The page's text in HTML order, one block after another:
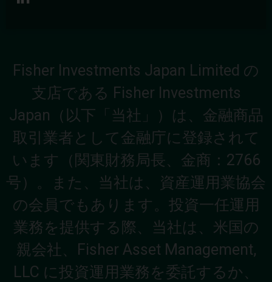
Fisher Investments Japan Limited の
支店である Fisher Investments
Japan（以下「当社」）は、金融商品
取引業者として金融庁に登録されて
います（関東財務局長、金商：2766
号）。また、当社は、資産運用業協会
の会員でもあります。投資一任運用
業務を提供する際、当社は、米国の
親会社、Fisher Asset Management,
LLC に投資運用業務を委託するか、